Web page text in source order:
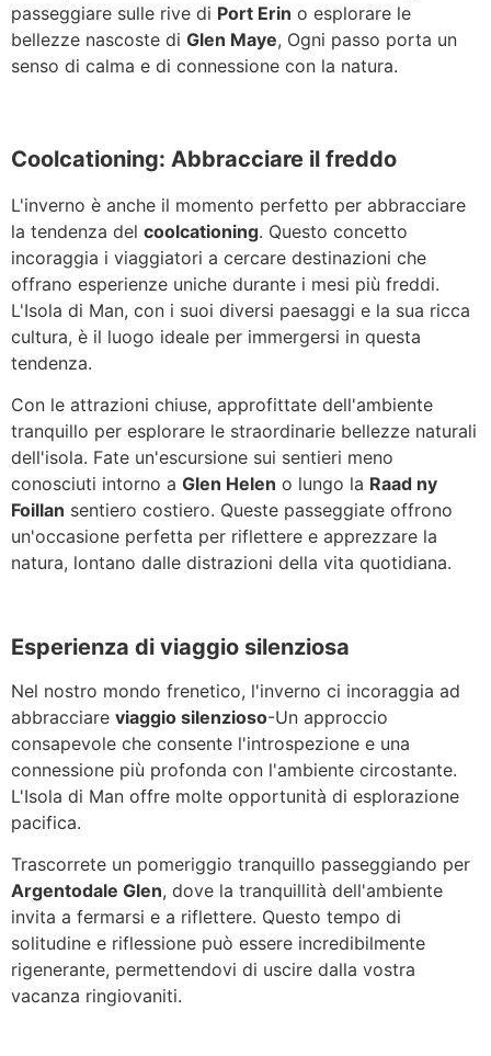
passeggiare sulle rive di Port Erin o esplorare le
bellezze nascoste di Glen Maye, Ogni passo porta un
senso di calma e di connessione con la natura.
Coolcationing: Abbracciare il freddo
L'inverno è anche il momento perfetto per abbracciare
la tendenza del coolcationing. Questo concetto
incoraggia i viaggiatori a cercare destinazioni che
offrano esperienze uniche durante i mesi più freddi.
L'Isola di Man, con i suoi diversi paesaggi e la sua ricca
cultura, è il luogo ideale per immergersi in questa
tendenza.
Con le attrazioni chiuse, approfittate dell'ambiente
tranquillo per esplorare le straordinarie bellezze naturali
dell'isola. Fate un'escursione sui sentieri meno
conosciuti intorno a Glen Helen o lungo la Raad ny
Foillan sentiero costiero. Queste passeggiate offrono
un'occasione perfetta per riflettere e apprezzare la
natura, lontano dalle distrazioni della vita quotidiana.
Esperienza di viaggio silenziosa
Nel nostro mondo frenetico, l'inverno ci incoraggia ad
abbracciare viaggio silenzioso-Un approccio
consapevole che consente l'introspezione e una
connessione più profonda con l'ambiente circostante.
L'Isola di Man offre molte opportunità di esplorazione
pacifica.
Trascorrete un pomeriggio tranquillo passeggiando per
Argentodale Glen, dove la tranquillità dell'ambiente
invita a fermarsi e a riflettere. Questo tempo di
solitudine e riflessione può essere incredibilmente
rigenerante, permettendovi di uscire dalla vostra
vacanza ringiovaniti.